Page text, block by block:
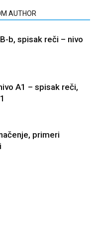
AUTHOR
b, spisak reči – nivo
A1 – spisak reči,
primeri